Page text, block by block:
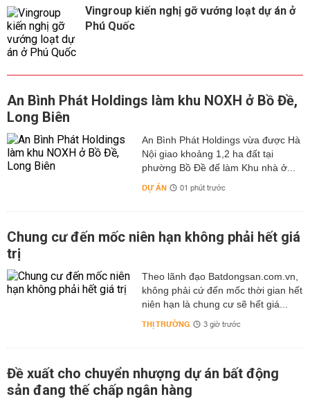
Vingroup kiến nghị gỡ vướng loạt dự án ở
Phú Quốc
An Bình Phát Holdings làm khu NOXH ở Bồ Đề,
Long Biên
An Bình Phát Holdings vừa được Hà
Nội giao khoảng 1,2 ha đất tại
phường Bồ Đề để làm Khu nhà ở...
DỰ ÁN 01 phút trước
Chung cư đến mốc niên hạn không phải hết giá
trị
Theo lãnh đạo Batdongsan.com.vn,
không phải cứ đến mốc thời gian hết
niên hạn là chung cư sẽ hết giá...
THỊ TRƯỜNG 3 giờ trước
Đề xuất cho chuyển nhượng dự án bất động
sản đang thế chấp ngân hàng